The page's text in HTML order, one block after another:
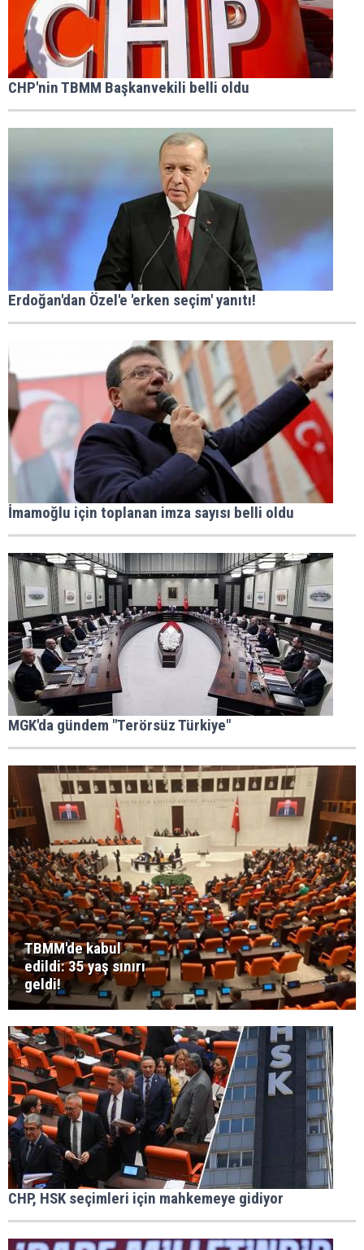
CHP'nin TBMM Başkanvekili belli oldu
Erdoğan'dan Özel'e 'erken seçim' yanıtı!
İmamoğlu için toplanan imza sayısı belli oldu
MGK'da gündem "Terörsüz Türkiye"
TBMM'de kabul
edildi: 35 yaş sınırı
geldi!
CHP, HSK seçimleri için mahkemeye gidiyor